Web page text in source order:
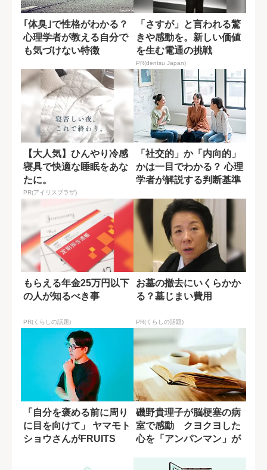
｢体臭｣で性格がわかる？
心理学者が教える自分で
も気づけない特徴
「さすが」と言われる驚
きや感動を。新しい価値
を生む電通の挑戦
PR(dentsu Japan)
【大人気】ひんやり冷感
寝具で快適な睡眠をあな
たに。
PR(アイリスプラザ)
「社交的」か「内向的」
かは一目でわかる？ 心理
学者が解説する判断基準
もらえる年金25万円以下
の人が知るべき事
PR(くらしの話題)
お墓の撤去にいくらかか
る？墓じまい費用
PR(くらしの話題)
「自分を褒める前に周り
に目を向けて」 ヤマモト
ショウさんがFRUITS
磯野貴理子が脳梗塞の病
室で感動 クヨクヨした
心を「アンパンマン」が